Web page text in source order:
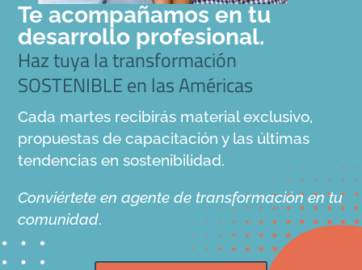
Te acompañamos en tu
desarrollo profesional.
Haz tuya la transformación
SOSTENIBLE en las Américas
Cada martes recibirás material exclusivo,
propuestas de capacitación y las últimas
tendencias en sostenibilidad.
Conviértete en agente de transformación en tu
comunidad.